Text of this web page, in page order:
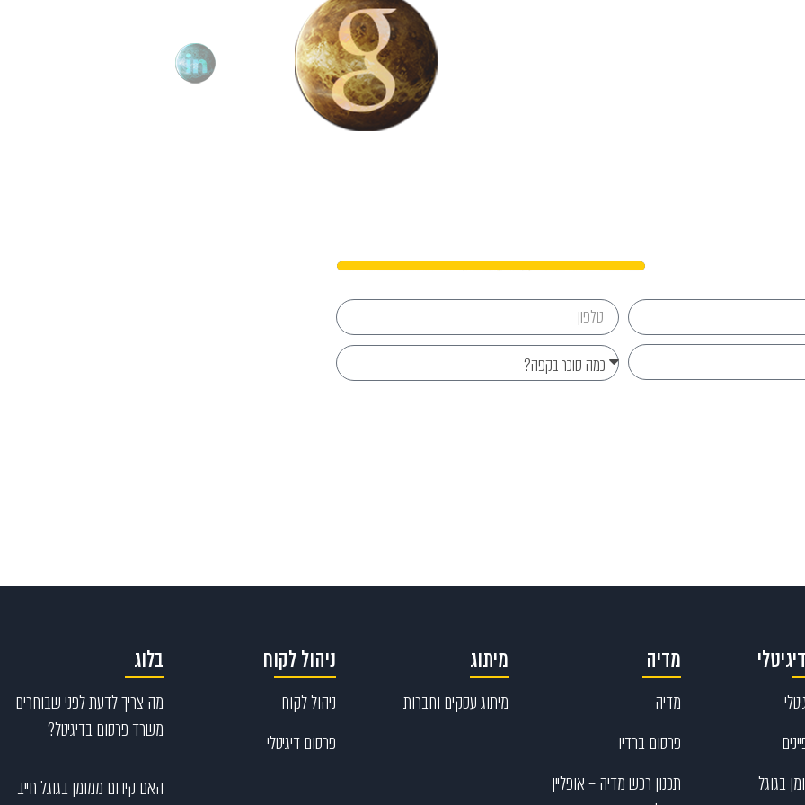
בגוגל
מדיה
מדיה
פרסום ברדיו
תכנון רכש מדיה – אופליין
מיתוג
מיתוג עסקים וחברות
ניהול לקוח
ניהול לקוח
פרסום דיגיטלי
בלוג
מה צריך לדעת לפני שבוחרים
משרד פרסום בדיגיטל?
האם קידום ממומן בגוגל חייב